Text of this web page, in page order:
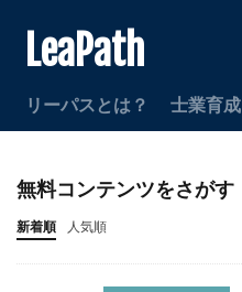
LeaPath
リーパスとは？ 士業育成
無料コンテンツをさがす
新着順 人気順